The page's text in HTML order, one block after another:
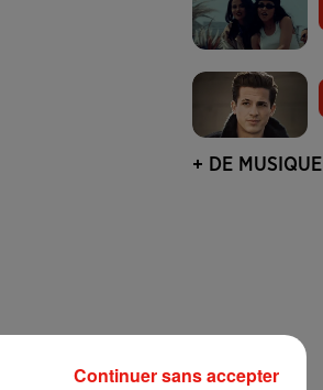
+ DE MUSIQUE
Continuer sans accepter